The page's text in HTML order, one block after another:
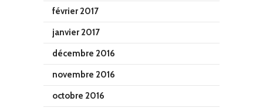
février 2017
janvier 2017
décembre 2016
novembre 2016
octobre 2016